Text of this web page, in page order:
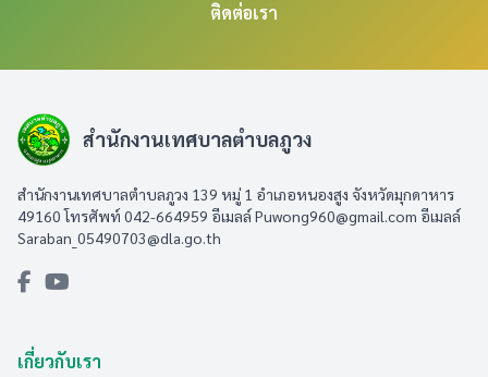
ติดต่อเรา
สำนักงานเทศบาลตำบลภูวง
สำนักงานเทศบาลตำบลภูวง 139 หมู่ 1 อำเภอหนองสูง จังหวัดมุกดาหาร
49160 โทรศัพท์ 042-664959 อีเมลล์Puwong960@gmail.com อีเมลล์
Saraban_05490703@dla.go.th
เกี่ยวกับเรา